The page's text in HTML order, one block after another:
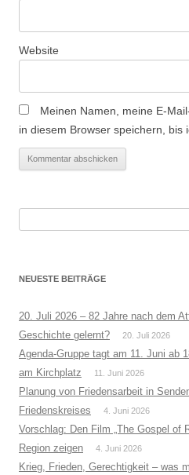
Website
Meinen Namen, meine E-
in diesem Browser speichern, bis
NEUESTE BEITRÄGE
20. Juli 2026 – 82 Jahre nach dem
Geschichte gelernt?
20. Juli 2026
Agenda-Gruppe tagt am 11. Juni ab
am Kirchplatz
11. Juni 2026
Planung von Friedensarbeit in
Friedenskreises
4. Juni 2026
Vorschlag: Den Film „The Gospel of
Region zeigen
4. Juni 2026
Krieg, Frieden, Gerechtigkeit – was